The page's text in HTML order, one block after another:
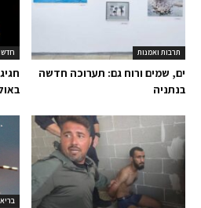
תרבות ואמנות
ים, שמים ורוח גם: תערוכה חדשה
בנתניה